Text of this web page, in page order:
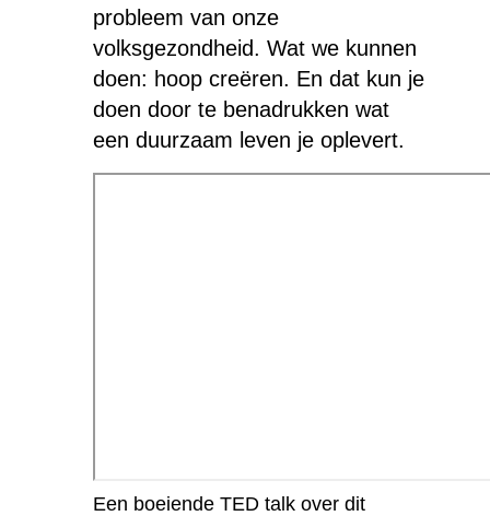
probleem van onze
volksgezondheid. Wat we kunnen
doen: hoop creëren. En dat kun je
doen door te benadrukken wat
een duurzaam leven je oplevert.
Een boeiende TED talk over dit